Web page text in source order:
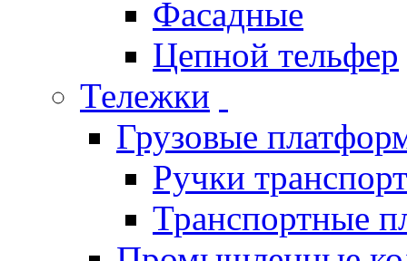
Фасадные
Цепной тельфер
Тележки
Грузовые
Ручки
Транспортные